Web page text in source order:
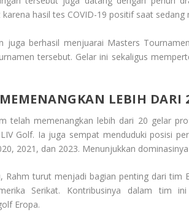
hasil tes COVID-19 positif saat
juga berhasil menjuarai Masters
tersebut. Gelar ini sekaligus
LEBIH DARI
telah memenangkan lebih dari 20 gelar
Golf. Ia juga sempat menduduki posisi
2021, dan 2023. Menunjukkan
Rahm turut menjadi bagian penting dari tim
Serikat. Kontribusinya dalam tim
Eropa.